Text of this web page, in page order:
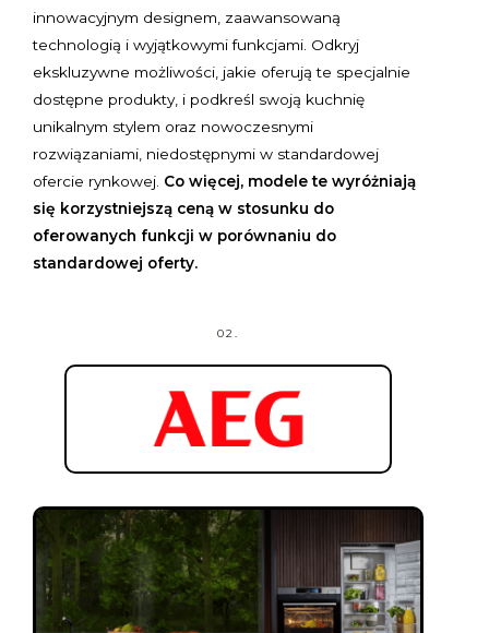
innowacyjnym designem, zaawansowaną
technologią i wyjątkowymi funkcjami. Odkryj
ekskluzywne możliwości, jakie oferują te specjalnie
dostępne produkty, i podkreśl swoją kuchnię
unikalnym stylem oraz nowoczesnymi
rozwiązaniami, niedostępnymi w standardowej
ofercie rynkowej. Co więcej, modele te wyróżniają
się korzystniejszą ceną w stosunku do
oferowanych funkcji w porównaniu do
standardowej oferty.
02.